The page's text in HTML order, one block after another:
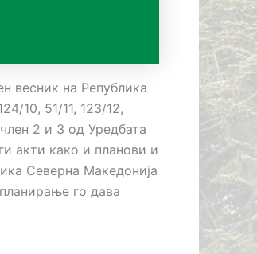
весник на Република
10, 51/11, 123/12,
2 и 3 од Уредбата
акти како и планови и
Северна Македонија
го дава